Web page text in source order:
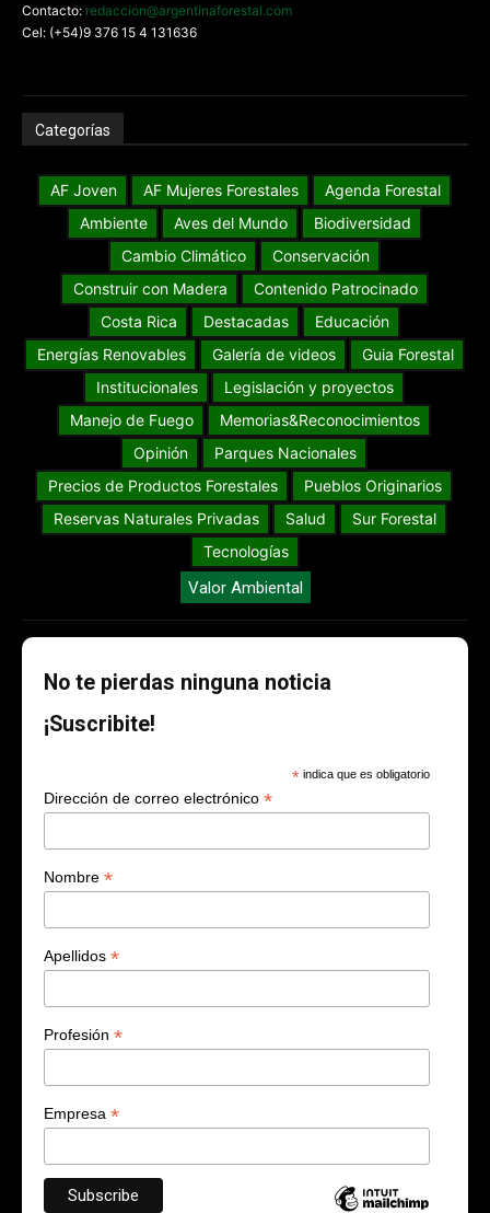
Contacto: redaccion@argentinaforestal.com
Cel: (+54)9 376 15 4 131636
Categorías
AF Joven AF Mujeres Forestales
Agenda Forestal
Ambiente
Aves del Mundo
Biodiversidad
Cambio Climático
Conservación
Construir con Madera
Contenido Patrocinado
Costa Rica
Destacadas
Educación
Energías Renovables
Galería de videos
Guia Forestal
Institucionales
Legislación y proyectos
Manejo de Fuego
Memorias&Reconocimientos
Opinión
Parques Nacionales
Precios de Productos Forestales
Pueblos Originarios
Reservas Naturales Privadas
Salud
Sur Forestal
Tecnologías
Valor Ambiental
No te pierdas ninguna noticia
¡Suscribite!
* indica que es obligatorio
Dirección de correo electrónico *
Nombre *
Apellidos *
Profesión *
Empresa *